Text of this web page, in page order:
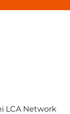
LCA Network